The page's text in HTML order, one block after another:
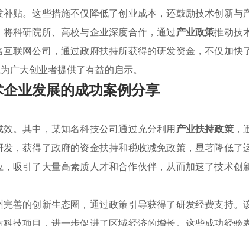
贴。这些措施不仅降低了创业成本，还鼓励技术创新与
科研院所、高校与企业深度合作，通过产业政策推动技
联网公司，通过政府扶持所获得的研发资金，不仅加快
广大创业者提供了有益的启示。
业发展的成功案例分享
。其中，某知名科技公司通过充分利用产业扶持政策，
，获得了政府的资金扶持和税收减免政策，显著降低了
，吸引了大量高素质人才和合作伙伴，从而加速了技术创
善的创新生态圈，通过政策引导获得了研发经费支持。
技项目，进一步促进了区域经济的增长。这些成功经验